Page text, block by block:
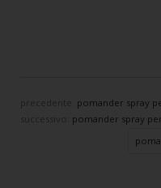
precedente: pomander spray
pomander spray